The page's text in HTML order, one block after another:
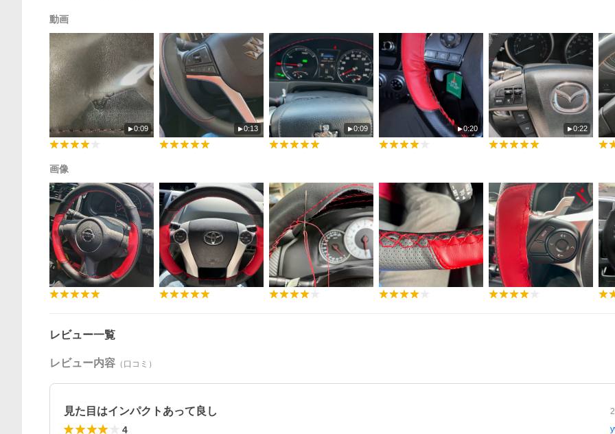
動画
0:09 0:13 0:09 0:20 0:22
画像
レビュー一覧
レビュー内容 （口コミ）
見た目はインパクトあって良し
4